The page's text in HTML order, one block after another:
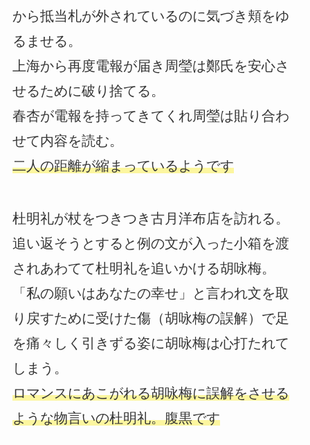
から抵当札が外されているのに気づき頬をゆ
るませる。
上海から再度電報が届き周瑩は鄭氏を安心さ
せるために破り捨てる。
春杏が電報を持ってきてくれ周瑩は貼り合わ
せて内容を読む。
二人の距離が縮まっているようです
杜明礼が杖をつきつき古月洋布店を訪れる。
追い返そうとすると例の文が入った小箱を渡
されあわてて杜明礼を追いかける胡咏梅。
「私の願いはあなたの幸せ」と言われ文を取
り戻すために受けた傷（胡咏梅の誤解）で足
を痛々しく引きずる姿に胡咏梅は心打たれて
しまう。
ロマンスにあこがれる胡咏梅に誤解をさせる
ような物言いの杜明礼。腹黒です